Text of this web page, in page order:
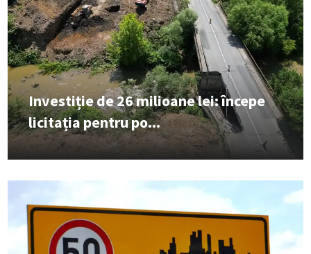
Investiție de 26 milioane lei: începe
licitația pentru po...